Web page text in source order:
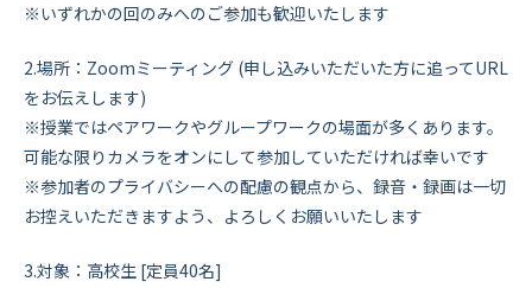
※いずれかの回のみへのご参加も歓迎いたします
2.場所：Zoomミーティング (申し込みいただいた方に追ってURL
をお伝えします)
※授業ではペアワークやグループワークの場面が多くあります。
可能な限りカメラをオンにして参加していただければ幸いです
※参加者のプライバシーへの配慮の観点から、録音・録画は一切
お控えいただきますよう、よろしくお願いいたします
3.対象：高校生 [定員40名]